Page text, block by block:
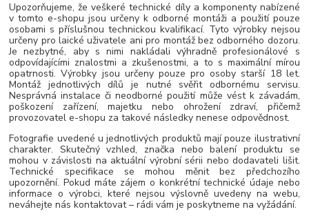
Upozorňujeme, že veškeré technické díly a komponenty nabízené
v tomto e-shopu jsou určeny k odborné montáži a použití pouze
osobami s příslušnou technickou kvalifikací. Tyto výrobky nejsou
určeny pro laické uživatele ani pro montáž bez odborného dozoru.
Je nezbytné, aby s nimi nakládali výhradně profesionálové s
odpovídajícími znalostmi a zkušenostmi, a to s maximální mírou
opatrnosti. Výrobky jsou určeny pouze pro osoby starší 18 let.
Montáž jednotlivých dílů je nutné svěřit odbornému servisu.
Nesprávná instalace či neodborné použití může vést k závadám,
poškození zařízení, majetku nebo ohrožení zdraví, přičemž
provozovatel e-shopu za takové následky nenese odpovědnost.
Fotografie uvedené u jednotlivých produktů mají pouze ilustrativní
charakter. Skutečný vzhled, značka nebo balení produktu se
mohou v závislosti na aktuální výrobní sérii nebo dodavateli lišit.
Technické specifikace se mohou měnit bez předchozího
upozornění. Pokud máte zájem o konkrétní technické údaje nebo
informace o výrobci, které nejsou výslovně uvedeny na webu,
neváhejte nás kontaktovat – rádi vám je poskytneme na vyžádání.